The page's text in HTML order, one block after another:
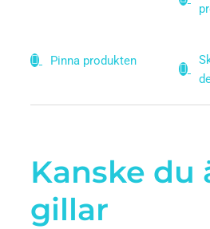
Pinna produkten
Kanske du
gillar